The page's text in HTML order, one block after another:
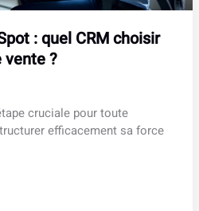
: quel CRM choisir
?
cruciale pour toute
efficacement sa force